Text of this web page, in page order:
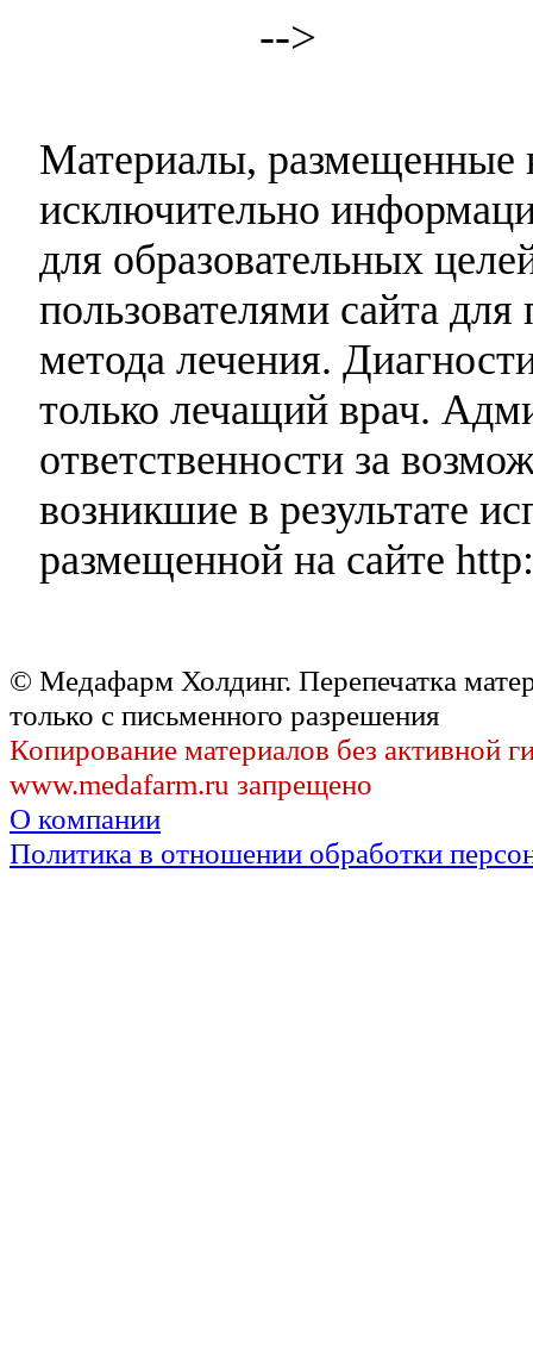
-->
Материалы, размещенные
исключительно
для образовательных
пользователями сайта
метода лечения.
только лечащий врач.
ответственности за
возникшие в результате
размещенной на сайте
© Медафарм Холдинг. Перепечатка
только с письменного разрешения
Копирование материалов без активной
www.medafarm.ru запрещено
О компании
Политика в отношении обработки